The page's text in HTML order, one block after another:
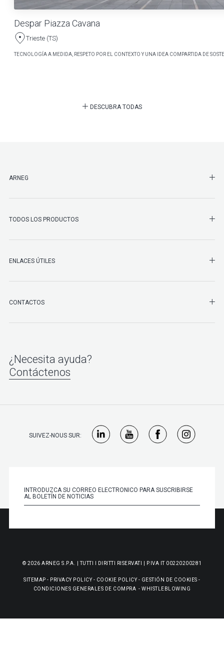
Despar Piazza Cavana
Trieste (TS)
TECNOLOGÍA A MEDIDA, RESPETO POR EL CONTEXTO Y UNA IDEA COMPARTIDA DE
DESCUBRA TODAS
ARNEG
TODOS LOS PRODUCTOS
ENLACES ÚTILES
CONTACTOS
¿Necesita ayuda?
Contáctenos
SUIVEZ-NOUS SUR:
© 2026 ARNEG S.P.A. | TUTTI I DIRITTI RISERVATI | P.IVA IT 00220200281
SITEMAP - PRIVACY POLICY- COOKIE POLICY- GESTIÓN DE COOKIES -
CONDICIONES GENERALES DE COMPRA -WHISTLEBLOWING